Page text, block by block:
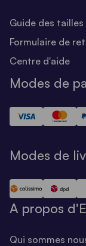
Guide des tailles
Formulaire de
Centre d'aide
Modes de
Modes de
A propos
Qui sommes